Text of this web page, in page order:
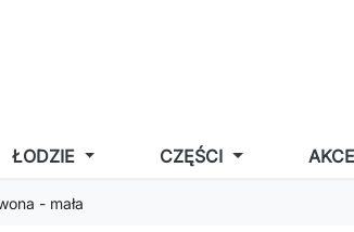
ŁODZIE CZĘŚCI
- mała